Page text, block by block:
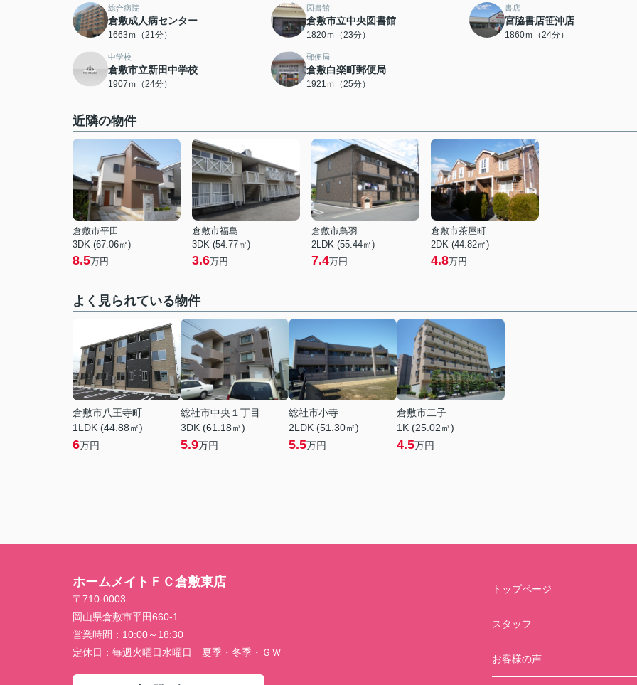
総合病院
倉敷成人病センター
1663ｍ（21分）
図書館
倉敷市立中央図書館
1820ｍ（23分）
書店
宮脇書店笹沖店
1860ｍ（24分）
中学校
倉敷市立新田中学校
1907ｍ（24分）
郵便局
倉敷白楽町郵便局
1921ｍ（25分）
近隣の物件
倉敷市平田
3DK (67.06㎡)
8.5万円
倉敷市福島
3DK (54.77㎡)
3.6万円
倉敷市鳥羽
2LDK (55.44㎡)
7.4万円
倉敷市茶屋町
2DK (44.82㎡)
4.8万円
よく見られている物件
倉敷市八王寺町
1LDK (44.88㎡)
6万円
総社市中央１丁目
3DK (61.18㎡)
5.9万円
総社市小寺
2LDK (51.30㎡)
5.5万円
倉敷市二子
1K (25.02㎡)
4.5万円
ホームメイトＦＣ倉敷東店
〒710-0003
岡山県倉敷市平田660-1
営業時間： 10:00～18:30
定休日： 毎週火曜日水曜日 夏季・冬季・ＧＷ
トップページ
スタッフ
お客様の声